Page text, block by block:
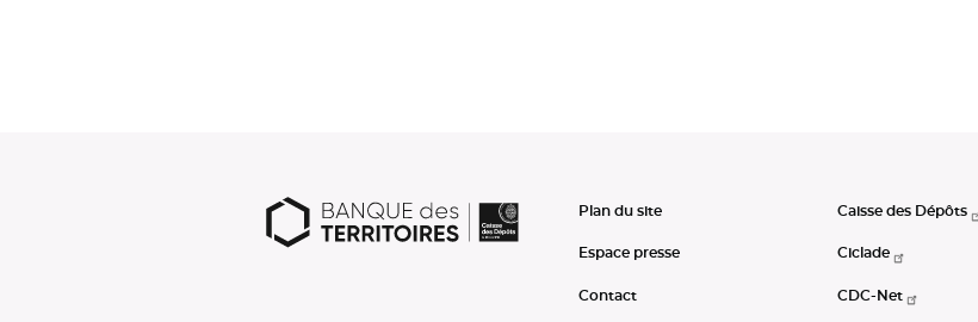
Plan du site
Espace presse
Contact
Caisse des Dépôts
Ciclade
CDC-Net